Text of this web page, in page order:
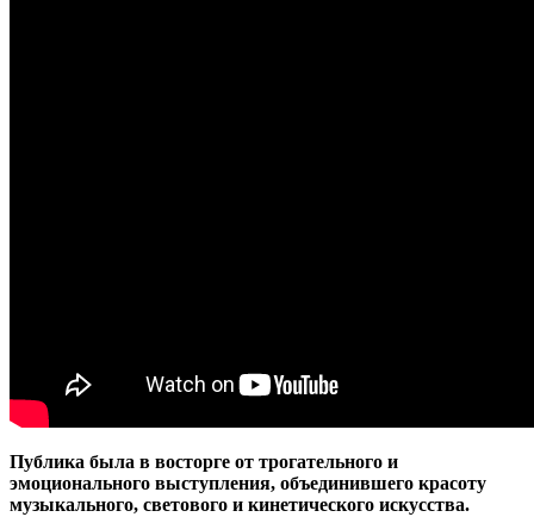
Публика была в восторге от трогательного и
эмоционального выступления, объединившего красоту
музыкального, светового и кинетического искусства.